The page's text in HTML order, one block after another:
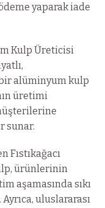
yaparak iade
Kulp Üreticisi
alüminyum kulp
üretimi
sunar.
ürünlerinin
aşamasında sıkı
uluslararası